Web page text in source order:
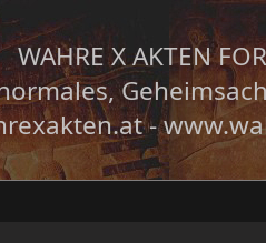
WAHRE X AKTEN
-